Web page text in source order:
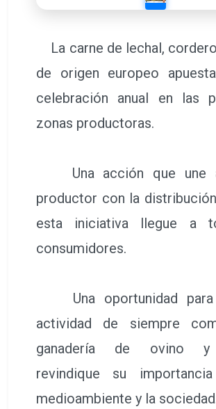
La carne de lechal,
de origen europeo
celebración anual en las
zonas productoras.
Una acción que une
productor con la
esta iniciativa llegue a
consumidores.
Una oportunidad para
actividad de siempre
ganadería de ovino y
revindique su
medioambiente y la